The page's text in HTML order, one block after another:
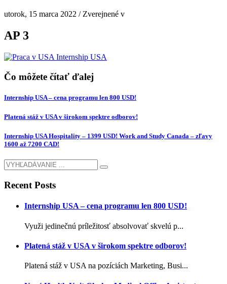
utorok, 15 marca 2022 / Zverejnené v
AP 3
Čo môžete čítať ďalej
Internship USA – cena programu len 800 USD!
Platená stáž v USA v širokom spektre odborov!
Internship USA Hospitality – 1399 USD! Work and Study Canada – zľavy
1600 až 7200 CAD!
Recent Posts
Internship USA – cena programu len 800 USD!
Využi jedinečnú príležitosť absolvovať skvelú p...
Platená stáž v USA v širokom spektre odborov!
Platená stáž v USA na pozíciách Marketing, Busi...